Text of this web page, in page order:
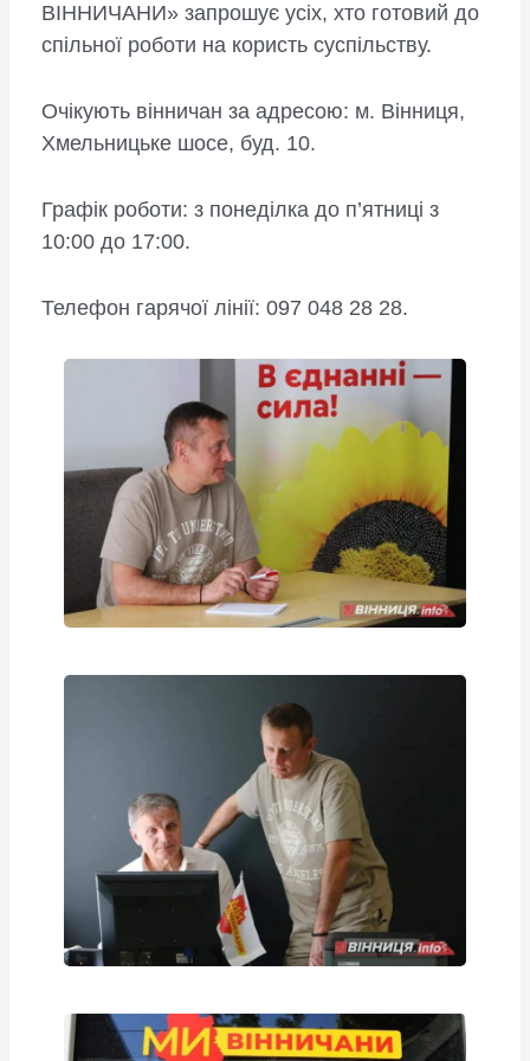
ВІННИЧАНИ» запрошує усіх, хто готовий до
спільної роботи на користь суспільству.
Очікують вінничан за адресою: м. Вінниця,
Хмельницьке шосе, буд. 10.
Графік роботи: з понеділка до п’ятниці з
10:00 до 17:00.
Телефон гарячої лінії: 097 048 28 28.